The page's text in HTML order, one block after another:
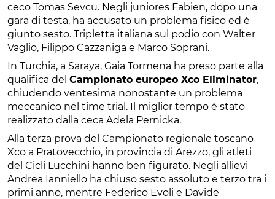
ceco Tomas Sevcu. Negli juniores Fabien, dopo una
gara di testa, ha accusato un problema fisico ed è
giunto sesto. Tripletta italiana sul podio con Walter
Vaglio, Filippo Cazzaniga e Marco Soprani.
In Turchia, a Saraya, Gaia Tormena ha preso parte alla
qualifica del Campionato europeo Xco Eliminator,
chiudendo ventesima nonostante un problema
meccanico nel time trial. Il miglior tempo è stato
realizzato dalla ceca Adela Pernicka.
Alla terza prova del Campionato regionale toscano
Xco a Pratovecchio, in provincia di Arezzo, gli atleti
del Cicli Lucchini hanno ben figurato. Negli allievi
Andrea Ianniello ha chiuso sesto assoluto e terzo tra i
primi anno, mentre Federico Evoli e Davide